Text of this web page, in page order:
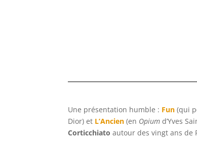
Une présentation humble : Fun (qui
Dior) et L’Ancien (en Opium d’Yves
Corticchiato autour des vingt ans de